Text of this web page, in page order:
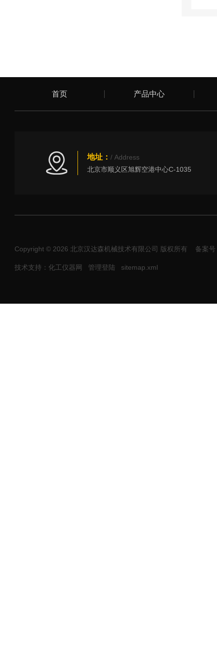
首页 产品中心
地址： / Address
北京市顺义区旭辉空港中心C-1035
Copyright © 2026 北京汉达森机械技术有限公司 版权所有 备案
技术支持：化工仪器网 管理登陆 sitemap.xml